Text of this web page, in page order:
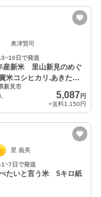
奥津賢司
3~10日で発送
産新米 里山新見のめぐ
米コシヒカリ.あきたこ
新見市
5,087円
+送料1,150円
星 義美
1~7日で発送
たいと言う米 5キロ紙